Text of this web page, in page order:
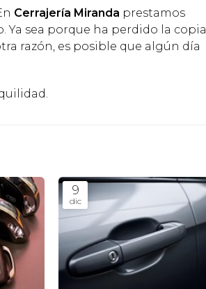
Cerrajería Miranda prestamos
sea porque ha perdido la copia
razón, es posible que algún día
9
dic